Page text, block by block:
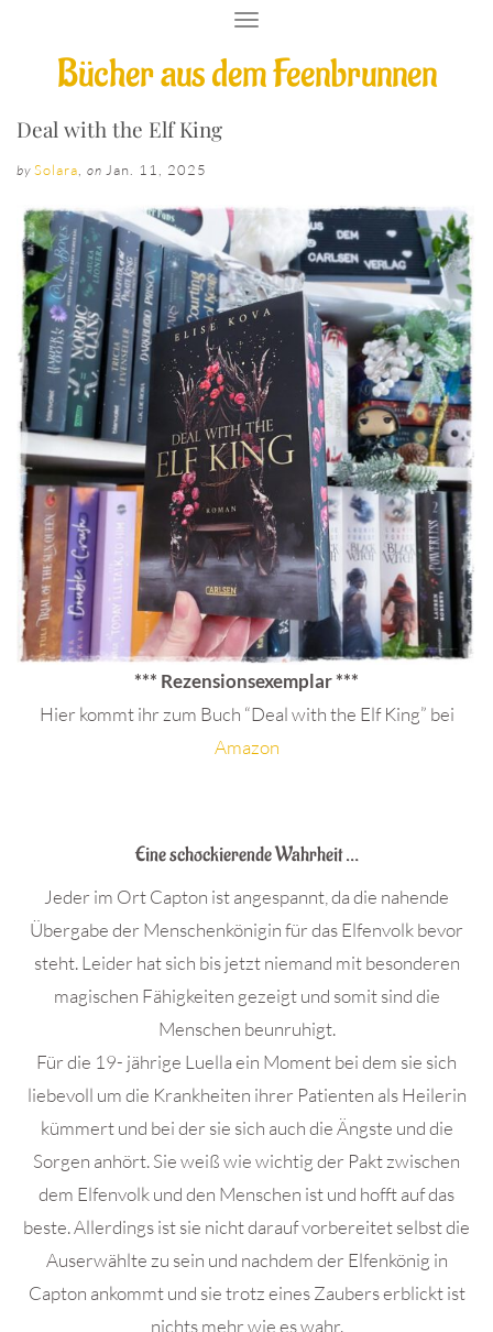
Bücher aus dem Feenbrunnen
T
G
G
I
O
N
Deal with the Elf King
by Solara on Jan. 11, 2025
*** Rezensionsexemplar ***
Hier kommt ihr zum Buch “Deal with the Elf King” bei
Amazon
Eine schockierende Wahrheit …
Jeder im Ort Capton ist angespannt, da die nahende
Übergabe der Menschenkönigin für das Elfenvolk bevor
steht. Leider hat sich bis jetzt niemand mit besonderen
magischen Fähigkeiten gezeigt und somit sind die
Menschen beunruhigt.
Für die 19- jährige Luella ein Moment bei dem sie sich
liebevoll um die Krankheiten ihrer Patienten als Heilerin
kümmert und bei der sie sich auch die Ängste und die
Sorgen anhört. Sie weiß wie wichtig der Pakt zwischen
dem Elfenvolk und den Menschen ist und hofft auf das
beste. Allerdings ist sie nicht darauf vorbereitet selbst die
Auserwählte zu sein und nachdem der Elfenkönig in
Capton ankommt und sie trotz eines Zaubers erblickt ist
nichts mehr wie es wahr.